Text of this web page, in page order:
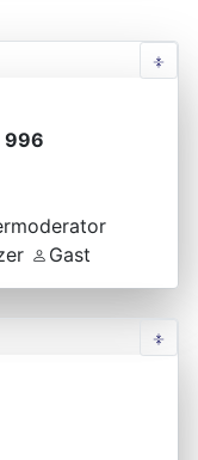
996
Gast